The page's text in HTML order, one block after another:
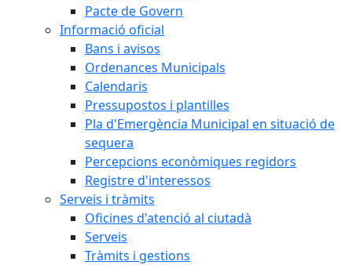
Pacte de Govern
Informació oficial
Bans i avisos
Ordenances Municipals
Calendaris
Pressupostos i plantilles
Pla d'Emergència Municipal en situació de
sequera
Percepcions econòmiques regidors
Registre d'interessos
Serveis i tràmits
Oficines d'atenció al ciutadà
Serveis
Tràmits i gestions